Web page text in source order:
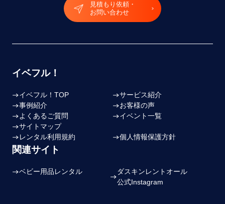
見積もり依頼・
お問い合わせ
イベフル！
イベフル！TOP
サービス紹介
事例紹介
お客様の声
よくあるご質問
イベント一覧
サイトマップ
レンタル利用規約
個人情報保護方針
関連サイト
ベビー用品レンタル
ダスキンレントオール
公式Instagram